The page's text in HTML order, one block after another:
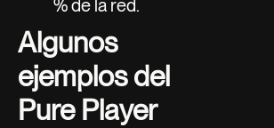
% de la red.
Algunos
ejemplos del
Pure Player